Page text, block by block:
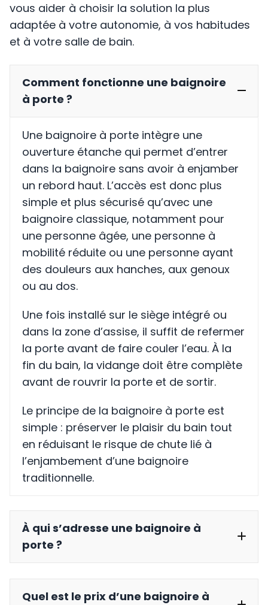
vous aider à choisir la solution la plus
adaptée à votre autonomie, à vos habitudes
et à votre salle de bain.
Comment fonctionne une baignoire
à porte ?
Une baignoire à porte intègre une
ouverture étanche qui permet d’entrer
dans la baignoire sans avoir à enjamber
un rebord haut. L’accès est donc plus
simple et plus sécurisé qu’avec une
baignoire classique, notamment pour
une personne âgée, une personne à
mobilité réduite ou une personne ayant
des douleurs aux hanches, aux genoux
ou au dos.
Une fois installé sur le siège intégré ou
dans la zone d’assise, il suffit de refermer
la porte avant de faire couler l’eau. À la
fin du bain, la vidange doit être complète
avant de rouvrir la porte et de sortir.
Le principe de la baignoire à porte est
simple : préserver le plaisir du bain tout
en réduisant le risque de chute lié à
l’enjambement d’une baignoire
traditionnelle.
À qui s’adresse une baignoire à
porte ?
Quel est le prix d’une baignoire à